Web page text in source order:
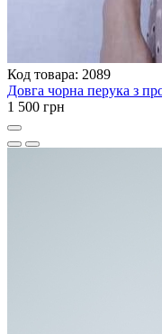
Код товара: 2089
Довга чорна перука з
1 500 грн